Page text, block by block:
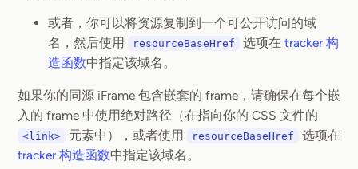
或者，你可以将资源复制到一个可公开访问的域
名，然后使用
resourceBaseHref 选项在 tracker 构
造函数中指定该域名。
如果你的同源 iFrame 包含嵌套的 frame，请确保在每个嵌
入的 frame 中使用绝对路径（在指向你的 CSS 文件的
<link> 元素中），或者使用 resourceBaseHref
选项在
tracker 构造函数中指定该域名。